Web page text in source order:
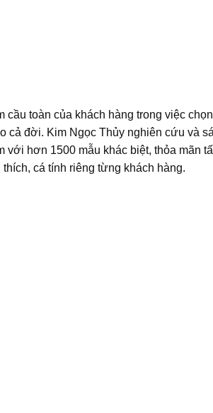
cầu toàn của khách hàng trong việc
cả đời. Kim Ngọc Thủy nghiên cứu và
với hơn 1500 mẫu khác biệt, thỏa mãn
cá tính riêng từng khách hàng.